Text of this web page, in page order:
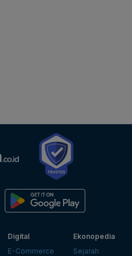
Digital
E-Commerce
Ekonopedia
Sejarah